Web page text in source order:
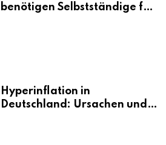
benötigen Selbstständige für
Hyperinflation in
Deutschland: Ursachen und